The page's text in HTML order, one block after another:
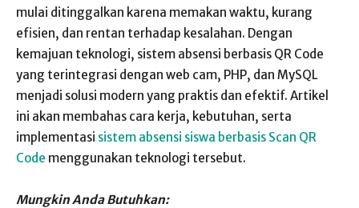
mulai ditinggalkan karena memakan waktu, kurang
efisien, dan rentan terhadap kesalahan. Dengan
kemajuan teknologi, sistem absensi berbasis QR Code
yang terintegrasi dengan web cam, PHP, dan MySQL
menjadi solusi modern yang praktis dan efektif. Artikel
ini akan membahas cara kerja, kebutuhan, serta
implementasi sistem absensi siswa berbasis Scan QR
Code menggunakan teknologi tersebut.
Mungkin Anda Butuhkan: